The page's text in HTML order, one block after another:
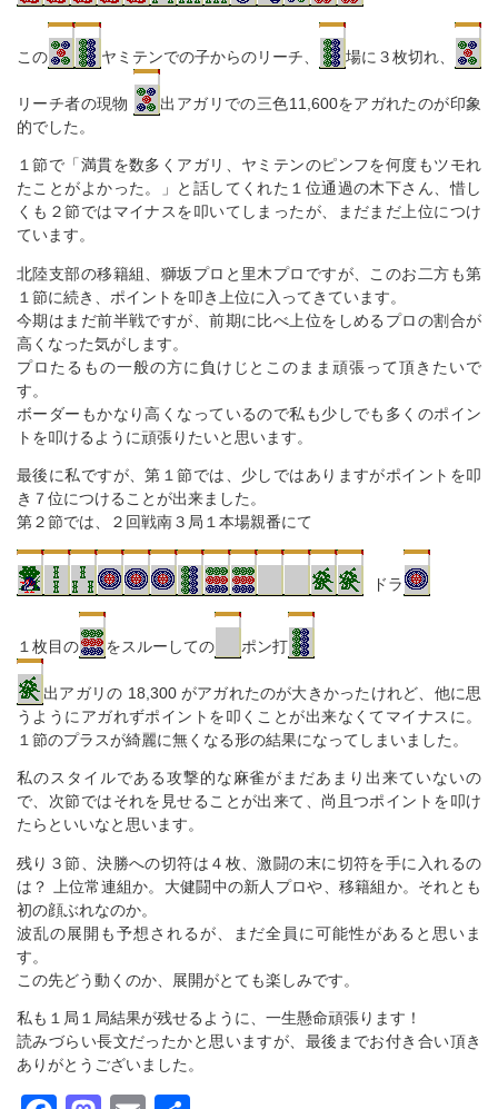
この ヤミテンでの子からのリーチ、 場に３枚切れ、
リーチ者の現物
出アガリでの三色11,600をアガれたのが印象
的でした。
１節で「満貫を数多くアガリ、ヤミテンのピンフを何度もツモれ
たことがよかった。」と話してくれた１位通過の木下さん、惜し
くも２節ではマイナスを叩いてしまったが、まだまだ上位につけ
ています。
北陸支部の移籍組、獅坂プロと里木プロですが、このお二方も第
１節に続き、ポイントを叩き上位に入ってきています。
今期はまだ前半戦ですが、前期に比べ上位をしめるプロの割合が
高くなった気がします。
プロたるもの一般の方に負けじとこのまま頑張って頂きたいで
す。
ボーダーもかなり高くなっているので私も少しでも多くのポイン
トを叩けるように頑張りたいと思います。
最後に私ですが、第１節では、少しではありますがポイントを叩
き７位につけることが出来ました。
第２節では、２回戦南３局１本場親番にて
ドラ
１枚目の をスルーしての ポン打
出アガリの 18,300 がアガれたのが大きかったけれど、他に思
うようにアガれずポイントを叩くことが出来なくてマイナスに。
１節のプラスが綺麗に無くなる形の結果になってしまいました。
私のスタイルである攻撃的な麻雀がまだあまり出来ていないの
で、次節ではそれを見せることが出来て、尚且つポイントを叩け
たらといいなと思います。
残り３節、決勝への切符は４枚、激闘の末に切符を手に入れるの
は？ 上位常連組か。大健闘中の新人プロや、移籍組か。それとも
初の顔ぶれなのか。
波乱の展開も予想されるが、まだ全員に可能性があると思いま
す。
この先どう動くのか、展開がとても楽しみです。
私も１局１局結果が残せるように、一生懸命頑張ります！
読みづらい長文だったかと思いますが、最後までお付き合い頂き
ありがとうございました。